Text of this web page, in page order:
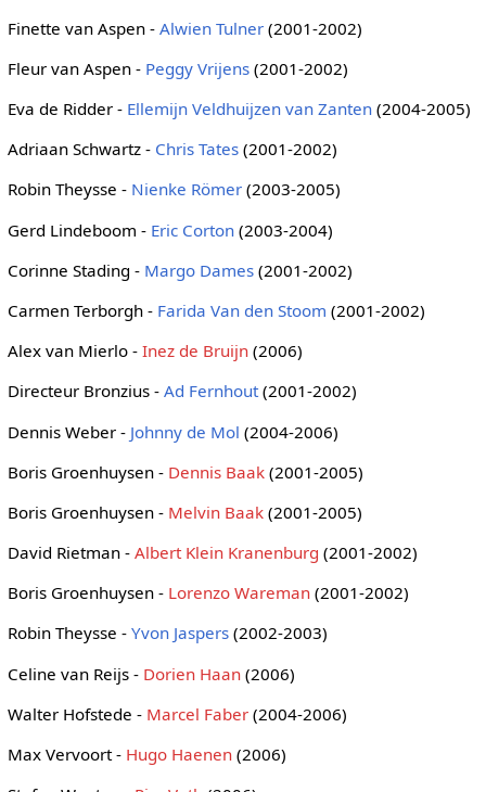
Finette van Aspen - Alwien Tulner(2001-2002)
Fleur van Aspen - Peggy Vrijens(2001-2002)
Eva de Ridder - Ellemijn Veldhuijzen van Zanten(2004-2005)
Adriaan Schwartz - Chris Tates(2001-2002)
Robin Theysse - Nienke Römer(2003-2005)
Gerd Lindeboom - Eric Corton(2003-2004)
Corinne Stading - Margo Dames(2001-2002)
Carmen Terborgh - Farida Van den Stoom (2001-2002)
Alex van Mierlo - Inez de Bruijn(2006)
Directeur Bronzius - Ad Fernhout(2001-2002)
Dennis Weber - Johnny de Mol (2004-2006)
Boris Groenhuysen - Dennis Baak(2001-2005)
Boris Groenhuysen - Melvin Baak(2001-2005)
David Rietman - Albert Klein Kranenburg (2001-2002)
Boris Groenhuysen - Lorenzo Wareman(2001-2002)
Robin Theysse - Yvon Jaspers(2002-2003)
Celine van Reijs - Dorien Haan(2006)
Walter Hofstede - Marcel Faber(2004-2006)
Max Vervoort - Hugo Haenen (2006)